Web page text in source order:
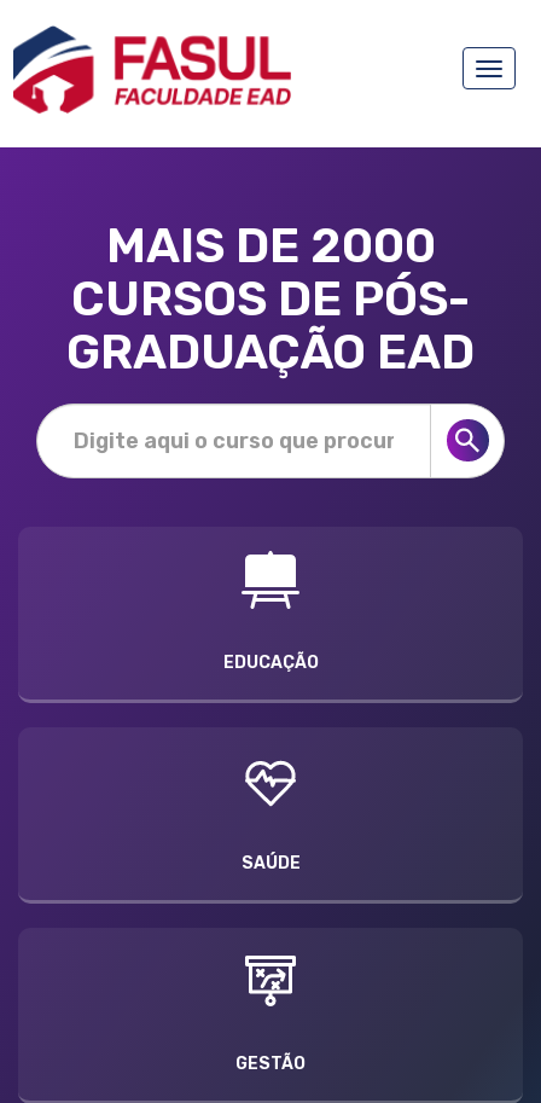
Toggle
MAIS DE 2000
CURSOS DE PÓS-
GRADUAÇÃO EAD
EDUCAÇÃO
SAÚDE
GESTÃO